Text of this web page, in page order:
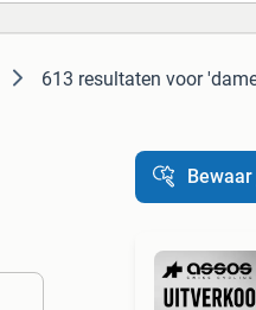
613 resultaten voor